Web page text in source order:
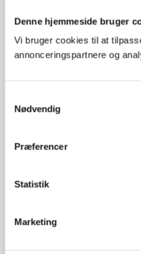
Denne hjemmeside bruger
Vi bruger cookies til at
annonceringspartnere og
Nødvendig
Præferencer
Statistik
Marketing